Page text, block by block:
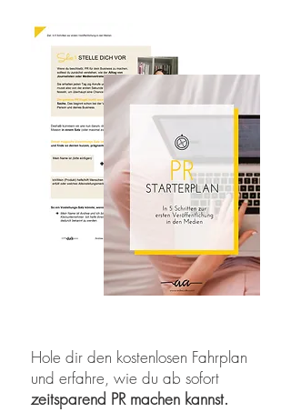
Hole dir den kostenlosen Fahrplan
und erfahre, wie du ab sofort
zeitsparend PR machen kannst.